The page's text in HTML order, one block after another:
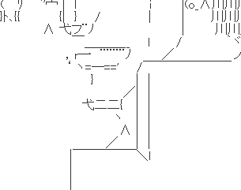
イi{( ﾘ⌒ ﾞ'宀 | l i |(o_∧川川
´ {人}ﾄ､{{ {| } / | | 川川川
ﾉ | 川川川从 俺の奥義の
＿__ ｌ / ｀ヾ川
¨¨¨¨ﾉ ／ ノﾉ川ｌ{ ？
/￣￣￣￣￣￣￣
| |
| |
二{ | |
| |
| |
| |
￣￣￣＼l